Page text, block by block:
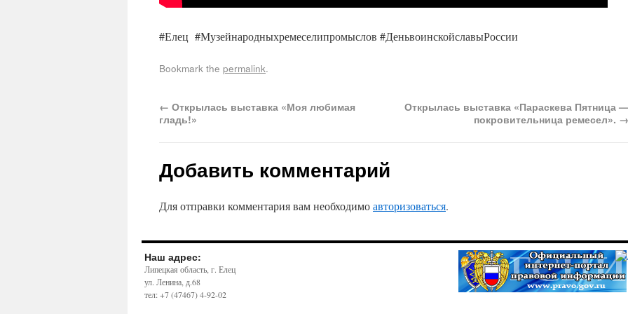
#Елец #Музейнародныхремеселипромыслов #ДеньвоинскойславыРоссии
Bookmark the permalink.
← Открылась выставка «Моя любимая
гладь!»
Открылась выставка «Параскева Пятница —
покровительница ремесел». →
Добавить комментарий
Для отправки комментария вам необходимоавторизоваться.
Наш адрес:
Липецкая область, г. Елец
ул. Ленина, д.68
тел: +7 (47467) 4-92-02